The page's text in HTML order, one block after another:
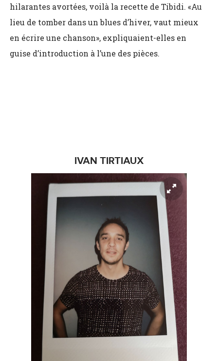
hilarantes avortées, voilà la recette de Tibidi. «Au
lieu de tomber dans un blues d’hiver, vaut mieux
en écrire une chanson», expliquaient-elles en
guise d’introduction à l’une des pièces.
IVAN TIRTIAUX